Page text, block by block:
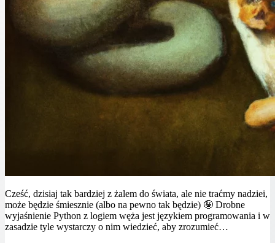
Cześć, dzisiaj tak bardziej z żalem do świata, ale nie traćmy nadziei,
może będzie śmiesznie (albo na pewno tak będzie) 🤪 Drobne
wyjaśnienie Python z logiem węża jest językiem programowania i w
zasadzie tyle wystarczy o nim wiedzieć, aby zrozumieć…